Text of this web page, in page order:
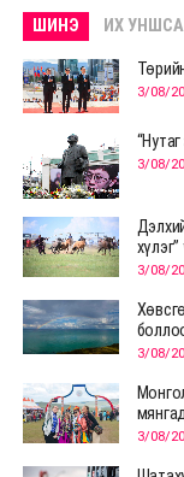
ШИНЭ ИХ
3/08/
3/08/
3/08/
3/08/
3/08/